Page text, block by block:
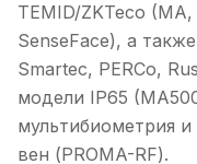
TEMID/ZKTeco
SenseFace), а
Smartec, PERCo,
модели IP65
мультибиометрия
вен (PROMA-RF).